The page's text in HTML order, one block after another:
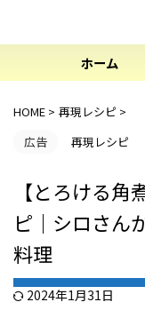
ホーム
HOME > 再現レシピ >
広告
再現レシピ
【とろける
ピ｜シロさん
料理
2024年1月31日